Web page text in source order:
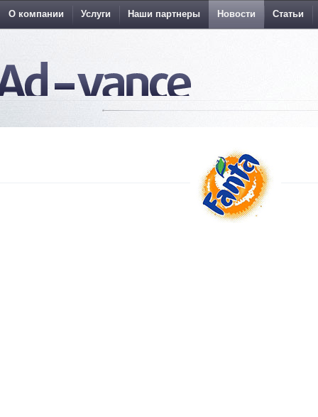
О компании Услуги Наши партнеры Новости Статьи